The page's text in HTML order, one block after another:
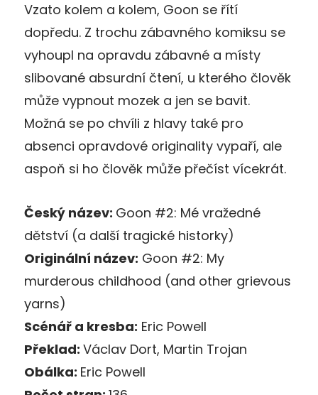
Vzato kolem a kolem, Goon se řítí
dopředu. Z trochu zábavného komiksu se
vyhoupl na opravdu zábavné a místy
slibované absurdní čtení, u kterého člověk
může vypnout mozek a jen se bavit.
Možná se po chvíli z hlavy také pro
absenci opravdové originality vypaří, ale
aspoň si ho člověk může přečíst vícekrát.
Český název: Goon #2: Mé vražedné
dětství (a další tragické historky)
Originální název: Goon #2: My
murderous childhood (and other grievous
yarns)
Scénář a kresba: Eric Powell
Překlad: Václav Dort, Martin Trojan
Obálka: Eric Powell